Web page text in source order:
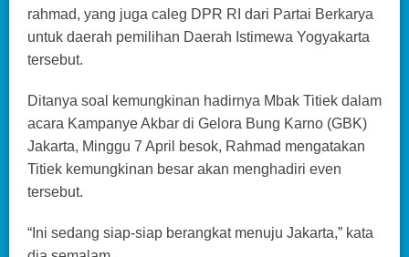
rahmad, yang juga caleg DPR RI dari Partai Berkarya
untuk daerah pemilihan Daerah Istimewa Yogyakarta
tersebut.
Ditanya soal kemungkinan hadirnya Mbak Titiek dalam
acara Kampanye Akbar di Gelora Bung Karno (GBK)
Jakarta, Minggu 7 April besok, Rahmad mengatakan
Titiek kemungkinan besar akan menghadiri even
tersebut.
“Ini sedang siap-siap berangkat menuju Jakarta,” kata